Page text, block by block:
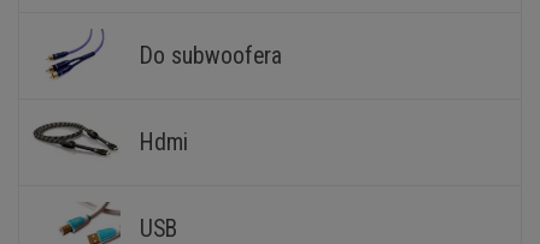
Do subwoofera
Hdmi
USB